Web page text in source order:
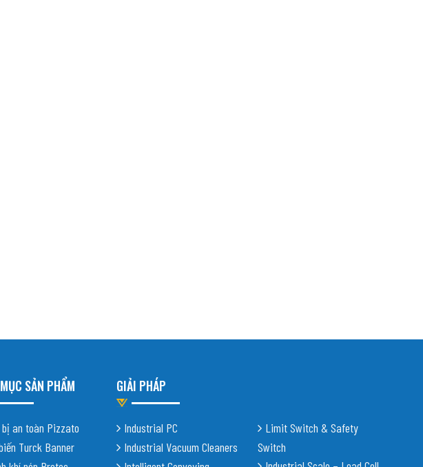
SẢN PHẨM
an toàn Pizzato
Turck Banner
GIẢI PHÁP
Industrial PC
Industrial Vacuum Cleaners
Limit Switch & Safety
Switch